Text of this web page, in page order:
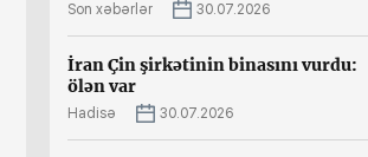
Son xəbərlər 30.07.2026
İran Çin şirkətinin binasını vurdu:
ölən var
Hadisə 30.07.2026